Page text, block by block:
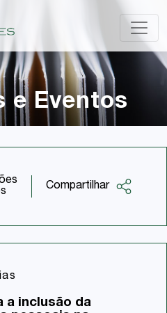
e Eventos
Compartilhar
Twitter
a inclusão da